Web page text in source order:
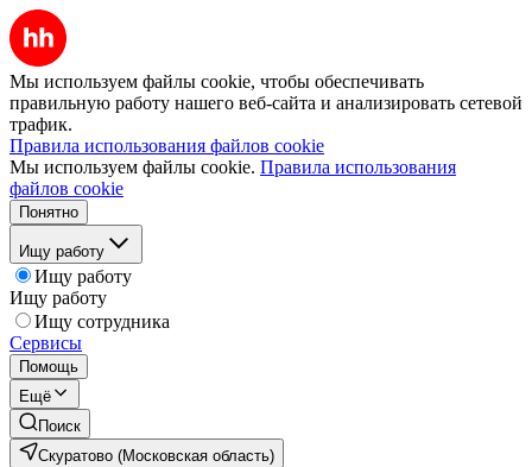
Мы используем файлы cookie, чтобы обеспечивать
правильную работу нашего веб-сайта и анализировать сетевой
трафик.
Правила использования файлов cookie
Мы используем файлы cookie. Правила использования
файлов cookie
Понятно
Ищу работу
Ищу работу
Ищу работу
Ищу сотрудника
Сервисы
Помощь
Ещё
Поиск
Скуратово (Московская область)